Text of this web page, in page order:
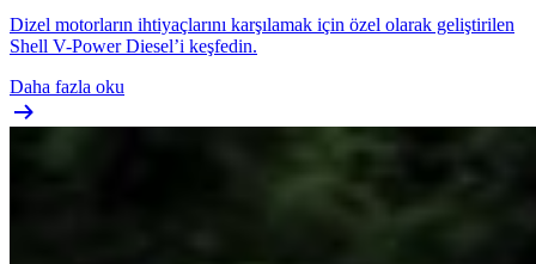
Dizel motorların ihtiyaçlarını karşılamak için özel olarak geliştirilen
Shell V-Power Diesel’i keşfedin.
Daha fazla oku